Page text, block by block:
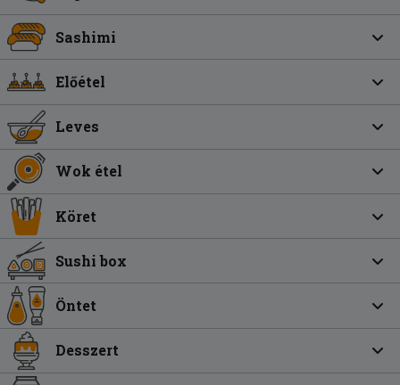
Sashimi
Előétel
Leves
Wok étel
Köret
Sushi box
Öntet
Desszert